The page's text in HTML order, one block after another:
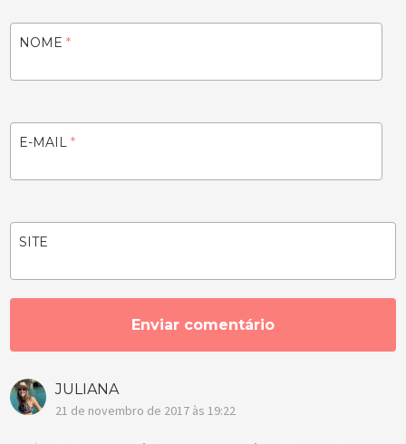
NOME*
E-MAIL*
SITE
JULIANA
21 de novembro de 2017 às 19:22